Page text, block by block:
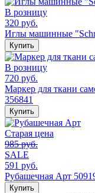
В розницу
320 руб.
Иглы машинные
Купить
В розницу
720 руб.
Маркер для ткани
356841
Купить
Старая цена
985 руб.
SALE
591 руб.
Рубашечная Арт
Купить